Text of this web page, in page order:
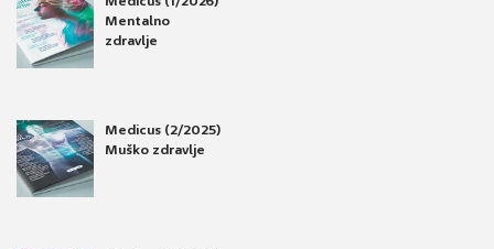
Mentalno
zdravlje
Medicus (2/2025)
Muško zdravlje